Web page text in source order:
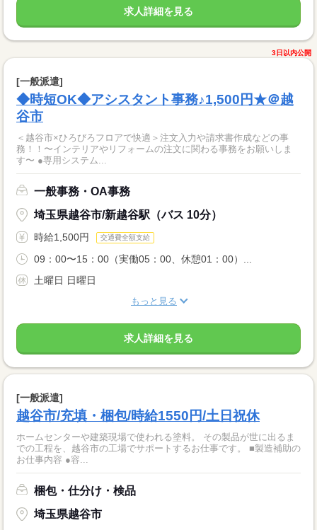
求人詳細を見る
3日以内公開
[一般派遣]
◆時短OK◆アシスタント事務♪1,500円★＠越
谷市
＜越谷市×ひろびろフロアで快適＞注文入力や請求書作成などの事
務！！〜インテリアやリフォームの注文に関わる事務をお願いしま
す〜 ●専用システム...
一般事務・OA事務
埼玉県越谷市/新越谷駅（バス 10分）
時給1,500円 交通費全額支給
09：00〜15：00（実働05：00、休憩01：00）...
土曜日 日曜日
もっと見る
求人詳細を見る
[一般派遣]
越谷市/充填・梱包/時給1550円/土日祝休
ホームセンターや建築現場で使われる塗料。 その製品が世に出るま
での工程を、越谷市の工場でサポートするお仕事です。 ■製造補助の
お仕事内容 ●容...
梱包・仕分け・検品
埼玉県越谷市